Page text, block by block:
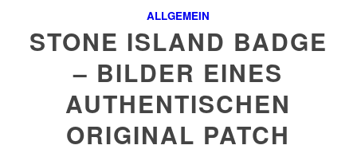
ALLGEMEIN
STONE ISLAND BADGE
– BILDER EINES
AUTHENTISCHEN
ORIGINAL PATCH